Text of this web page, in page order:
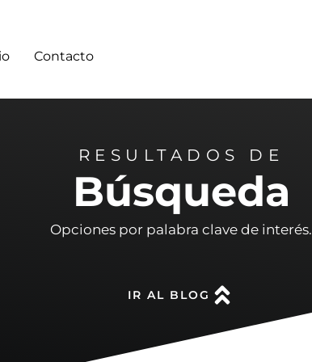
Contacto
RESULTADOS DE
Búsqueda
Opciones por palabra clave de interés.
IR AL BLOG